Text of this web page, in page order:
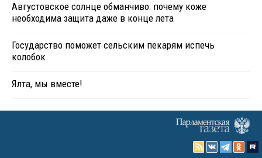
Августовское солнце обманчиво: почему коже
необходима защита даже в конце лета
Государство поможет сельским пекарям испечь
колобок
Ялта, мы вместе!